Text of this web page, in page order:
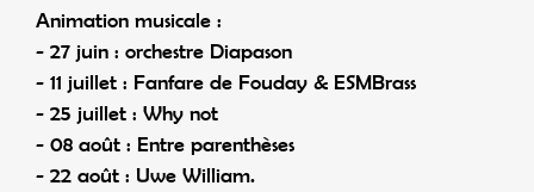
Animation musicale :
- 27 juin : orchestre Diapason
- 11 juillet : Fanfare de Fouday & ESMBrass
- 25 juillet : Why not
- 08 août : Entre parenthèses
- 22 août : Uwe William.